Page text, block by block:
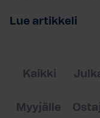
Lue artikkeli
Kaikki
Myyjälle